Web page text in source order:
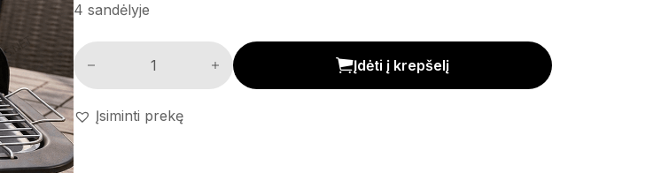
4 sandėlyje
Elektrinis stalo grilis 'GrillMaster 2000' kiekis
Įdėti į krepšelį
Įsiminti prekę